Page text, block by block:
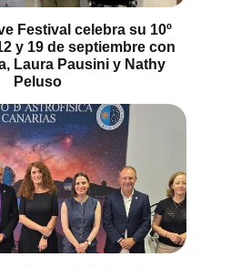
Festival celebra su 10º
y 19 de septiembre con
Laura Pausini y Nathy
Peluso